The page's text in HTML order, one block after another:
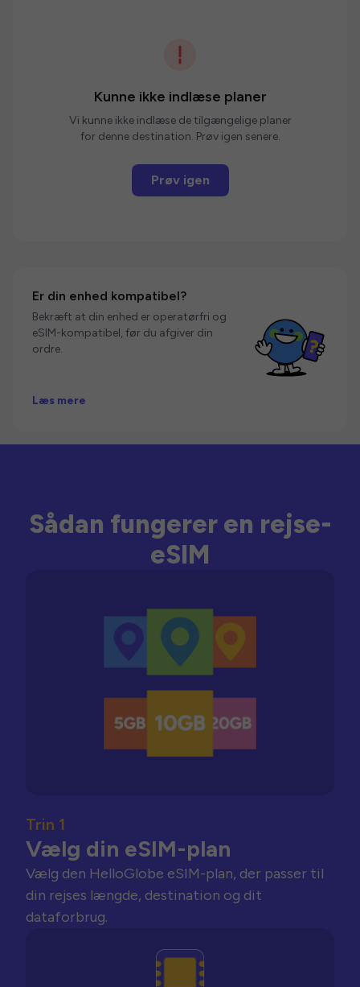
Kunne ikke indlæse planer
Vi kunne ikke indlæse de tilgængelige planer
for denne destination. Prøv igen senere.
Prøv igen
Er din enhed kompatibel?
Bekræft at din enhed er operatørfri og
eSIM-kompatibel, før du afgiver din
ordre.
Læs mere
Sådan fungerer en rejse-
eSIM
Trin 1
Vælg din eSIM-plan
Vælg den HelloGlobe eSIM-plan, der passer til
din rejses længde, destination og dit
dataforbrug.